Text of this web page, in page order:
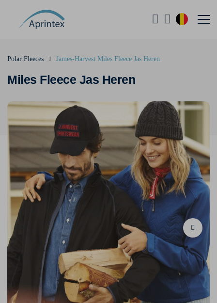
Miles Fleece Jas Heren
Polar Fleeces James-Harvest Miles Fleece Jas Heren